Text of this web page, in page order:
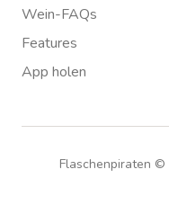
Wein-FAQs
Features
App holen
Flaschenpiraten ©